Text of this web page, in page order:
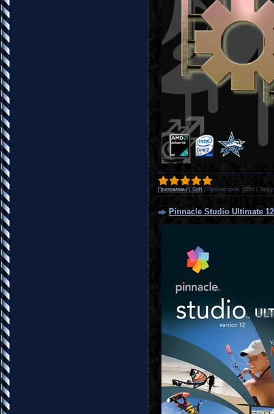
Программы \ Soft Просмотров: 5858
Pinnacle Studio Ultimate